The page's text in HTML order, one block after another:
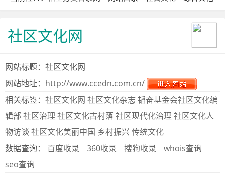
社区文化网
网站标题：社区文化网
网站地址： http://www.ccedn.com.cn/
相关标签： 社区文化网 社区文化杂志韬奋基金会社区文化编
辑部 社区治理 社区文化古村落社区现代化治理 社区文化人
物访谈 社区文化美丽中国 乡村振兴传统文化
数据查询： 百度收录 360收录 搜狗收录
whois查询
seo查询